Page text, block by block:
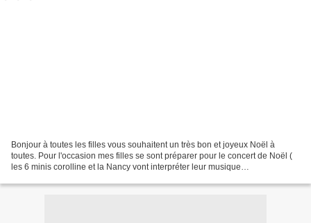
Bonjour à toutes les filles vous souhaitent un très bon et joyeux Noël à
toutes. Pour l'occasion mes filles se sont préparer pour le concert de Noël (
les 6 minis corolline et la Nancy vont interpréter leur musique